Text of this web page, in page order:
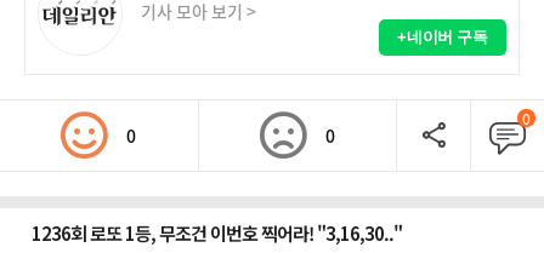
기사 모아 보기 >
+네이버 구독
0 0
0